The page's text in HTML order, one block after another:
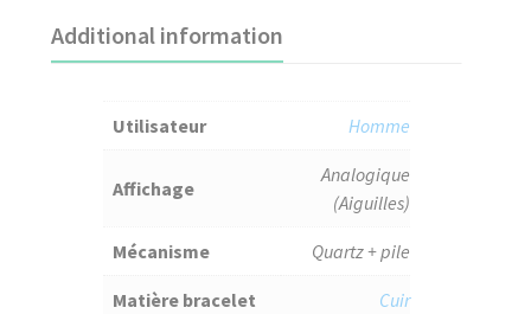
Additional information
Utilisateur Homme
Affichage
Analogique
(Aiguilles)
Mécanisme Quartz + pile
Matière bracelet Cuir